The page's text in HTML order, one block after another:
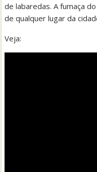
de labaredas. A fumaça
de qualquer lugar da
Veja: